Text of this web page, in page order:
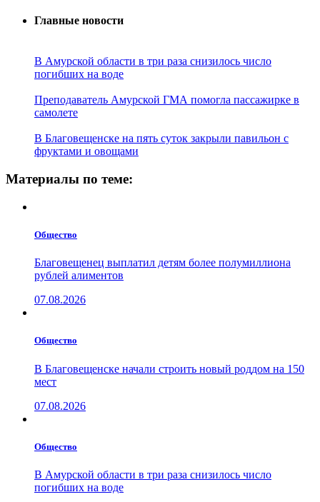
Главные новости
В Амурской области в три раза снизилось число
погибших на воде
Преподаватель Амурской ГМА помогла пассажирке в
самолете
В Благовещенске на пять суток закрыли павильон с
фруктами и овощами
Материалы по теме:
Общество
Благовещенец выплатил детям более полумиллиона
рублей алиментов
07.08.2026
Общество
В Благовещенске начали строить новый роддом на 150
мест
07.08.2026
Общество
В Амурской области в три раза снизилось число
погибших на воде